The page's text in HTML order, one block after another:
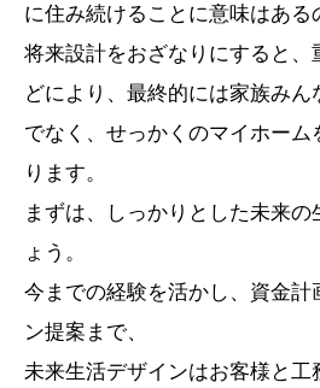
に住み続けることに意味はある
将来設計をおざなりにすると、
どにより、最終的には家族み
でなく、せっかくのマイホー
ります。
まずは、しっかりとした未来
ょう。
今までの経験を活かし、資金計
ン提案まで、
未来生活デザインはお客様と